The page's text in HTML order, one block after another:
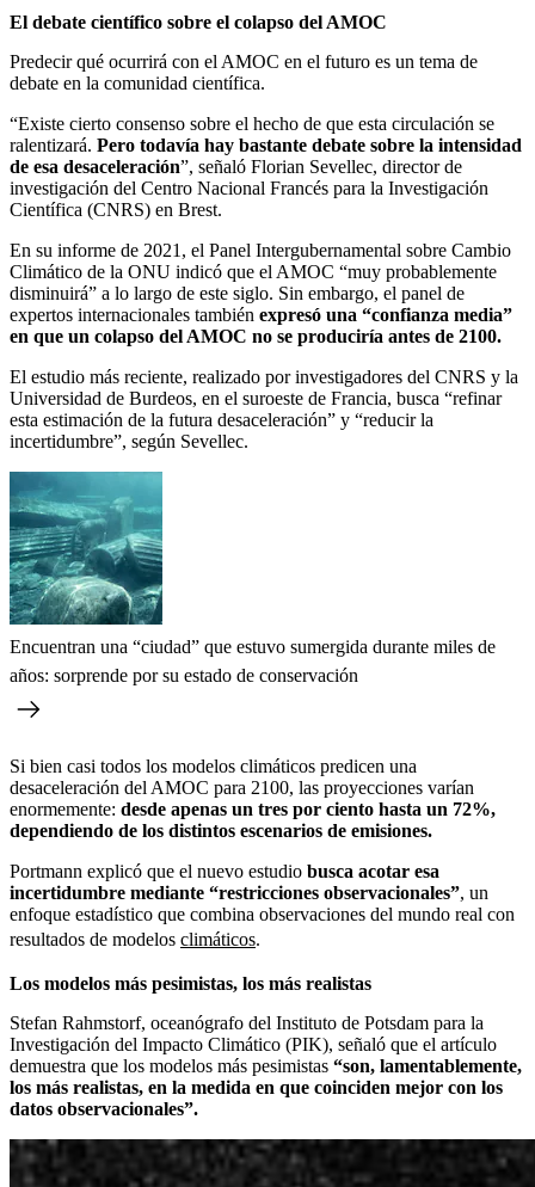
El debate científico sobre el colapso del AMOC
Predecir qué ocurrirá con el AMOC en el futuro es un tema de
debate en la comunidad científica.
“Existe cierto consenso sobre el hecho de que esta circulación se
ralentizará. Pero todavía hay bastante debate sobre la intensidad
de esa desaceleración”, señaló Florian Sevellec, director de
investigación del Centro Nacional Francés para la Investigación
Científica (CNRS) en Brest.
En su informe de 2021, el Panel Intergubernamental sobre Cambio
Climático de la ONU indicó que el AMOC “muy probablemente
disminuirá” a lo largo de este siglo. Sin embargo, el panel de
expertos internacionales también expresó una “confianza media”
en que un colapso del AMOC no se produciría antes de 2100.
El estudio más reciente, realizado por investigadores del CNRS y la
Universidad de Burdeos, en el suroeste de Francia, busca “refinar
esta estimación de la futura desaceleración” y “reducir la
incertidumbre”, según Sevellec.
Encuentran una “ciudad” que estuvo sumergida durante miles de
años: sorprende por su estado de conservación
Si bien casi todos los modelos climáticos predicen una
desaceleración del AMOC para 2100, las proyecciones varían
enormemente: desde apenas un tres por ciento hasta un 72%,
dependiendo de los distintos escenarios de emisiones.
Portmann explicó que el nuevo estudio busca acotar esa
incertidumbre mediante “restricciones observacionales”, un
enfoque estadístico que combina observaciones del mundo real con
resultados de modelos climáticos.
Los modelos más pesimistas, los más realistas
Stefan Rahmstorf, oceanógrafo del Instituto de Potsdam para la
Investigación del Impacto Climático (PIK), señaló que el artículo
demuestra que los modelos más pesimistas “son, lamentablemente,
los más realistas, en la medida en que coinciden mejor con los
datos observacionales”.